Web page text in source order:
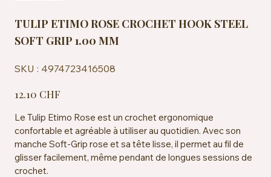
TULIP ETIMO ROSE CROCHET HOOK STEEL
SOFT GRIP 1.00 MM
SKU : 4974723416508
4974723416508
12.10 CHF
Le Tulip Etimo Rose est un crochet ergonomique
confortable et agréable à utiliser au quotidien. Avec son
manche Soft-Grip rose et sa tête lisse, il permet au fil de
glisser facilement, même pendant de longues sessions de
crochet.